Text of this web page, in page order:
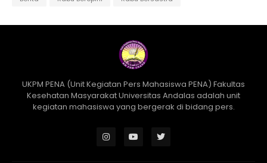
UKPM PENA (Unit Kegiatan Pers Mahasiswa PENA) Fakultas
Kesehatan Masyarakat Universitas Andalas adalah unit
kegiatan mahasiswa yang bergerak di bidang pers.